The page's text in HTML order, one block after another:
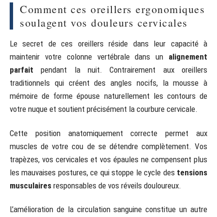
Comment ces oreillers ergonomiques
soulagent vos douleurs cervicales
Le secret de ces oreillers réside dans leur capacité à
maintenir votre colonne vertébrale dans un alignement
parfait pendant la nuit. Contrairement aux oreillers
traditionnels qui créent des angles nocifs, la mousse à
mémoire de forme épouse naturellement les contours de
votre nuque et soutient précisément la courbure cervicale.
Cette position anatomiquement correcte permet aux
muscles de votre cou de se détendre complètement. Vos
trapèzes, vos cervicales et vos épaules ne compensent plus
les mauvaises postures, ce qui stoppe le cycle des tensions
musculaires responsables de vos réveils douloureux.
L’amélioration de la circulation sanguine constitue un autre